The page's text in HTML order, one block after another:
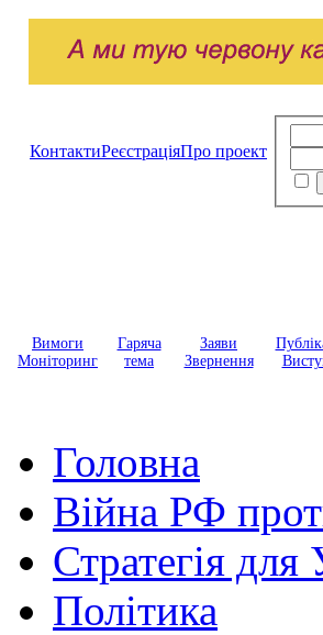
КонтактиРеєстраціяПро проект
Вимоги
Моніторинг
Гаряча
тема
Заяви
Звернення
Головна
Війна РФ
Стратегія для
Політика